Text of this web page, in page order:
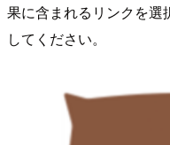
果に含まれるリンクを選
してください。